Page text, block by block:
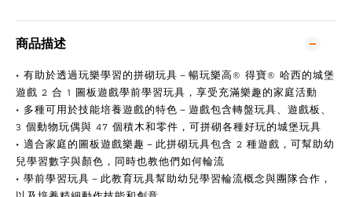
商品描述
• 有助於透過玩樂學習的拼砌玩具－暢玩樂高® 得寶® 哈西的城堡
遊戲 2 合 1 圖板遊戲學前學習玩具，享受充滿樂趣的家庭活動
• 多種可用於技能培養遊戲的特色－遊戲包含轉盤玩具、遊戲板、
3 個動物玩偶與 47 個積木和零件，可拼砌各種好玩的城堡玩具
• 適合家庭的圖板遊戲樂趣－此拼砌玩具包含 2 種遊戲，可幫助幼
兒學習數字與顏色，同時也教他們如何輪流
• 學前學習玩具－此教育玩具幫助幼兒學習輪流概念與團隊合作，